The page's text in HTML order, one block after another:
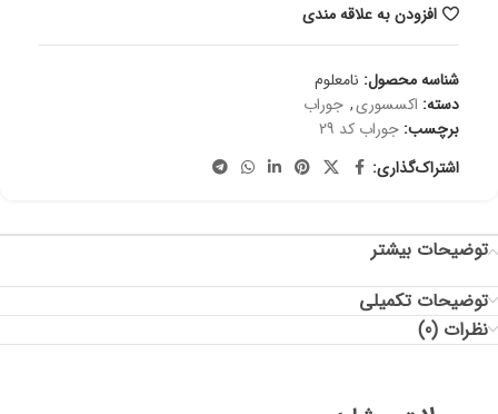
افزودن به علاقه مندی
شناسه محصول: نامعلوم
دسته: اکسسوری, جوراب
برچسب: جوراب کد 29
اشتراک‌گذاری:
توضیحات بیشتر
توضیحات تکمیلی
نظرات (0)